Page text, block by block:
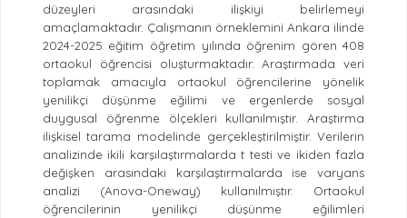
düzeyleri arasındaki ilişkiyi belirlemeyi
amaçlamaktadır. Çalışmanın örneklemini Ankara ilinde
2024-2025 eğitim öğretim yılında öğrenim gören 408
ortaokul öğrencisi oluşturmaktadır. Araştırmada veri
toplamak amacıyla ortaokul öğrencilerine yönelik
yenilikçi düşünme eğilimi ve ergenlerde sosyal
duygusal öğrenme ölçekleri kullanılmıştır. Araştırma
ilişkisel tarama modelinde gerçekleştirilmiştir. Verilerin
analizinde ikili karşılaştırmalarda t testi ve ikiden fazla
değişken arasındaki karşılaştırmalarda ise varyans
analizi (Anova-Oneway) kullanılmıştır. Ortaokul
öğrencilerinin yenilikçi düşünme eğilimleri